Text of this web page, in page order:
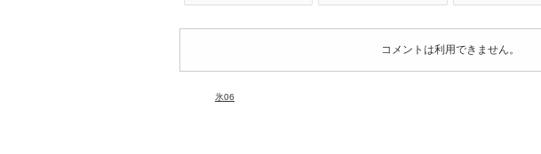
コメントは利用できません。
氷06